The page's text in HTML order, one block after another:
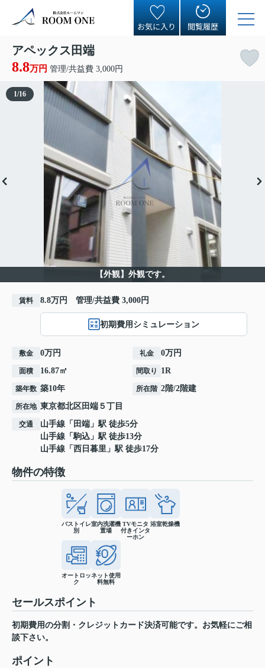
お気に入り 閲覧履歴
アペックス田端
8.8万円 管理/共益費 3,000円
【外観】外観です。
1/16
賃料 8.8万円 管理/共益費 3,000円
初期費用シミュレーション
敷金 0万円 礼金 0万円
面積 16.87㎡ 間取り 1R
築年数 築10年 所在階 2階/2階建
所在地 東京都北区田端 ５丁目
交通 山手線 「 田端 」駅 徒歩5分
山手線 「駒込 」駅 徒歩13分
山手線 「 西日暮里 」駅 徒歩17分
物件の特徴
バストイレ
別
室内洗濯機
置場
TVモニタ
付きインタ
ーホン
浴室乾燥機
オートロッ
ク
ネット使用
料無料
セールスポイント
初期費用の分割・クレジットカード決済可能です。お気軽にご相
談下さい。
ポイント